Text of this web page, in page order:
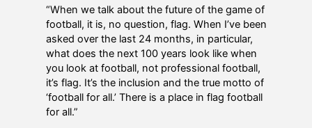
“When we talk about the future of the game of
football, it is, no question, flag. When I’ve been
asked over the last 24 months, in particular,
what does the next 100 years look like when
you look at football, not professional football,
it’s flag. It’s the inclusion and the true motto of
‘football for all.’ There is a place in flag football
for all.”